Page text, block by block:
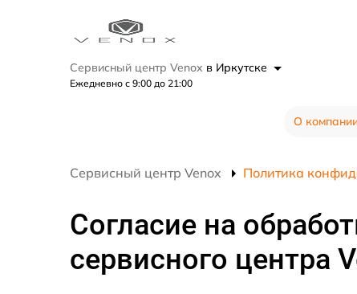
Сервисный центр Venox в Иркутске
Ежедневно с 9:00 до 21:00
О
Сервисный центр Venox Политика
Согласие на
сервисного центра